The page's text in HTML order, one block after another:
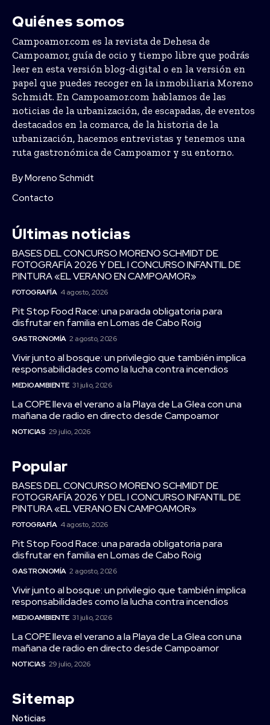
Quiénes somos
Campoamor.com es la revista de Dehesa de
Campoamor, guía de ocio y tiempo libre que podrás
leer en esta versión blog-digital o en la versión en
papel que puedes recoger en la inmobiliaria Moreno
Schmidt. En Campoamor.com hablamos de las
noticias de la urbanización, de escapadas, de eventos
destacados en la comarca, de la historia de la
urbanización, hacemos entrevistas y tenemos una
ruta gastronómica de Campoamor y su entorno.
By Moreno Schmidt
Contacto
Últimas noticias
BASES DEL CONCURSO MORENO SCHMIDT DE
FOTOGRAFÍA 2026 Y DEL I CONCURSO INFANTIL DE
PINTURA «EL VERANO EN CAMPOAMOR»
FOTOGRAFÍA 4 agosto, 2026
Pit Stop Food Race: una parada obligatoria para
disfrutar en familia en Lomas de Cabo Roig
GASTRONOMÍA 2 agosto, 2026
Vivir junto al bosque: un privilegio que también implica
responsabilidades como la lucha contra incendios
MEDIOAMBIENTE 31 julio, 2026
La COPE lleva el verano a la Playa de La Glea con una
mañana de radio en directo desde Campoamor
NOTICIAS 29 julio, 2026
Popular
BASES DEL CONCURSO MORENO SCHMIDT DE
FOTOGRAFÍA 2026 Y DEL I CONCURSO INFANTIL DE
PINTURA «EL VERANO EN CAMPOAMOR»
FOTOGRAFÍA 4 agosto, 2026
Pit Stop Food Race: una parada obligatoria para
disfrutar en familia en Lomas de Cabo Roig
GASTRONOMÍA 2 agosto, 2026
Vivir junto al bosque: un privilegio que también implica
responsabilidades como la lucha contra incendios
MEDIOAMBIENTE 31 julio, 2026
La COPE lleva el verano a la Playa de La Glea con una
mañana de radio en directo desde Campoamor
NOTICIAS 29 julio, 2026
Sitemap
Noticias